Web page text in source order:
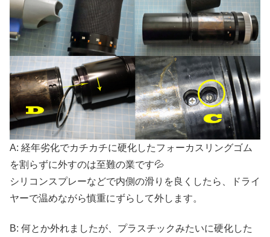
A: 経年劣化でカチカチに硬化したフォーカスリングゴム
を割らずに外すのは至難の業です💦
シリコンスプレーなどで内側の滑りを良くしたら、ドライ
ヤーで温めながら慎重にずらして外します。
B: 何とか外れましたが、プラスチックみたいに硬化した